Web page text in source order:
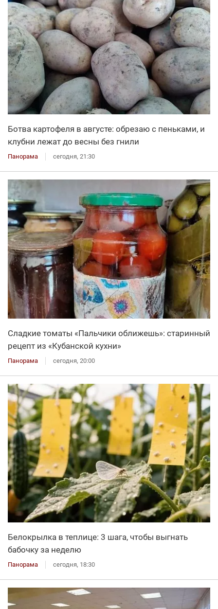
Ботва картофеля в августе: обрезаю с пеньками, и
клубни лежат до весны без гнили
Панорама сегодня, 21:30
Сладкие томаты «Пальчики оближешь»: старинный
рецепт из «Кубанской кухни»
Панорама сегодня, 20:00
Белокрылка в теплице: 3 шага, чтобы выгнать
бабочку за неделю
Панорама сегодня, 18:30